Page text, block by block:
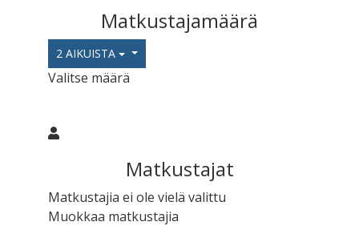
Matkustajamäärä
2 AIKUISTA
Valitse määrä
Matkustajat
Matkustajia ei ole vielä valittu
Muokkaa matkustajia